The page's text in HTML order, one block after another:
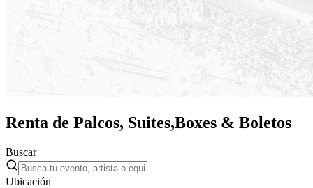
Renta de Palcos, Suites,Boxes & Boletos
Buscar
Ubicación